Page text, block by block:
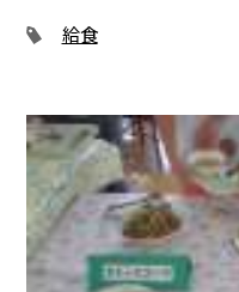
給食